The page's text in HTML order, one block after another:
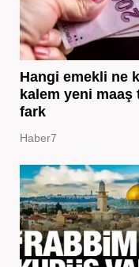
Hangi emekli ne
kalem yeni maaş
fark
Haber7